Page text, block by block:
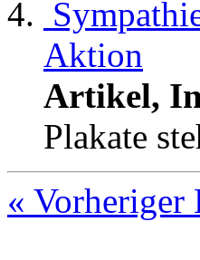
Aktion
Artikel,
Plakate
« Vorheriger